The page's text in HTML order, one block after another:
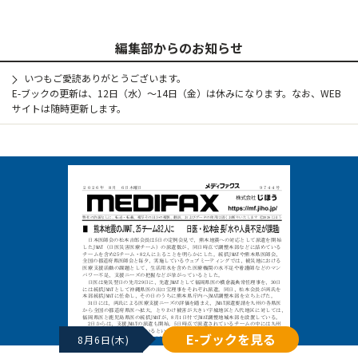
編集部からのお知らせ
いつもご愛読ありがとうございます。
E-ブックの更新は、12日（水）～14日（金）は休みになります。なお、WEB
サイトは随時更新します。
8月6日(木) E-ブックを見る